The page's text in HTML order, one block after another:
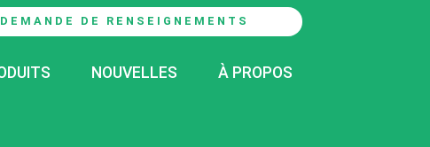
DEMANDE DE RENSEIGNEMENTS
NOUVELLES À PROPOS